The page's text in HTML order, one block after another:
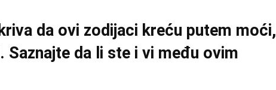
da ovi zodijaci kreću putem moći,
Saznajte da li ste i vi među ovim